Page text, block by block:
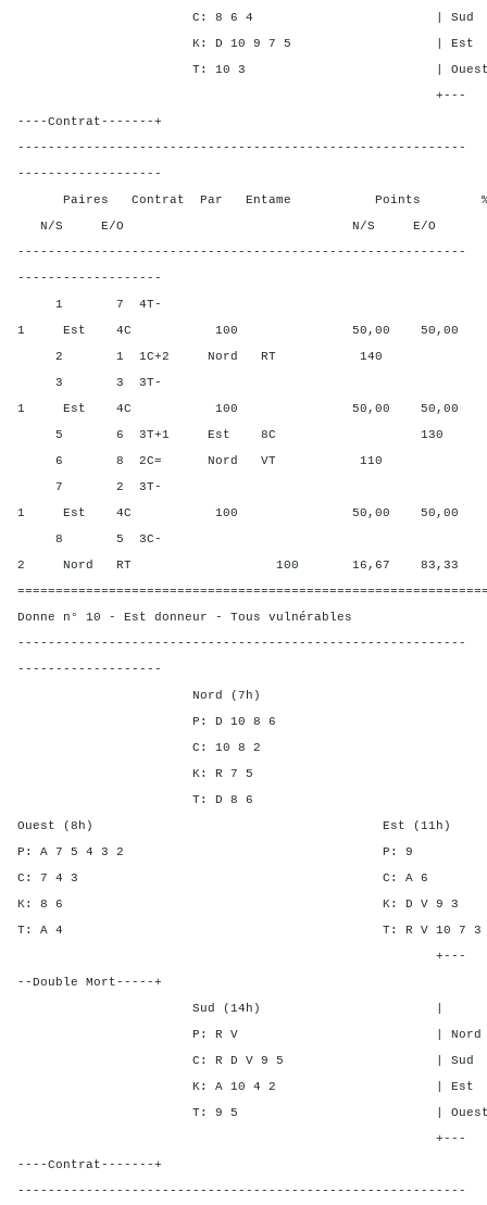
C: 8 6 4 | Sud - 1
K: D 10 9 7 5 | Est 1
T: 10 3 | Ouest 1 -
+---
----Contrat-------+
-----------------------------------------------------------
-------------------
Paires Contrat Par Entame Points %
N/S E/O N/S E/O N/
-----------------------------------------------------------
-------------------
1 7 4T-
1 Est 4C 100 50,00 50,00
2 1 1C+2 Nord RT 140
3 3 3T-
1 Est 4C 100 50,00 50,00
5 6 3T+1 Est 8C 130 0,00
6 8 2C= Nord VT 110
7 2 3T-
1 Est 4C 100 50,00 50,00
8 5 3C-
2 Nord RT 100 16,67 83,33
Donne n° 10 - Est donneur - Tous vulnérables
-----------------------------------------------------------
-------------------
Nord (7h)
P: D 10 8 6
C: 10 8 2
K: R 7 5
T: D 8 6
Ouest (8h) Est (11h)
P: A 7 5 4 3 2
C: 7 4 3 C:
K: 8 6 K: D V
T: A 4 T: R V 10 7
+---
--Double Mort-----+
Sud (14h) | SA P
P: R V | Nord - -
C: R D V 9 5 | Sud -
K: A 10 4 2 | Est 2 1
T: 9 5 | Ouest 2 1
+---
----Contrat-------+
-----------------------------------------------------------